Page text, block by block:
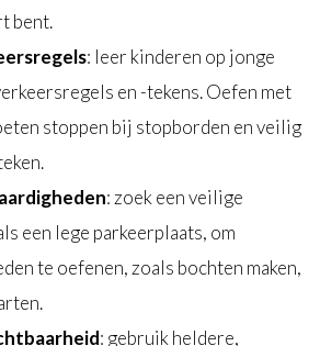
bent.
: leer kinderen op jonge
en -tekens. Oefen met
stoppen bij stopborden en veilig
: zoek een veilige
een lege parkeerplaats, om
te oefenen, zoals bochten maken,
: gebruik heldere,